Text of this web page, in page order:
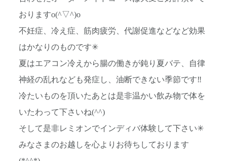
おりますo(^▽^)o
不妊症、冷え症、筋肉疲労、代謝促進などなど効果
はかなりのものです✳︎
夏はエアコン冷えから腸の働きが鈍り夏バテ、自律
神経の乱れなども発症し、油断できない季節です‼︎
冷たいものを頂いたあとは是非温かい飲み物で体を
いたわって下さいね(^^)
そして是非レミオンでインディバ体験して下さい✳︎
みなさまのお越しを心よりお待ちしております